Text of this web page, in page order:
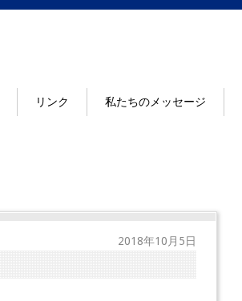
リンク 私たちのメッセージ
2018年10月5日